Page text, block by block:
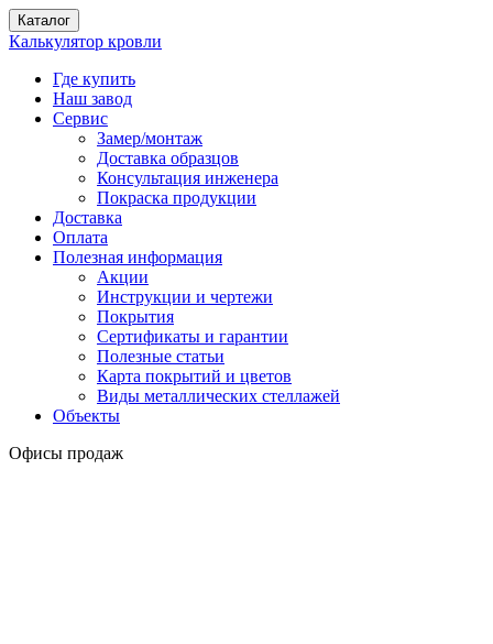
Каталог
Калькулятор кровли
Где купить
Наш завод
Сервис
Замер/монтаж
Доставка образцов
Консультация инженера
Покраска продукции
Доставка
Оплата
Полезная информация
Акции
Инструкции и чертежи
Покрытия
Сертификаты и гарантии
Полезные статьи
Карта покрытий и цветов
Виды металлических стеллажей
Объекты
Офисы продаж